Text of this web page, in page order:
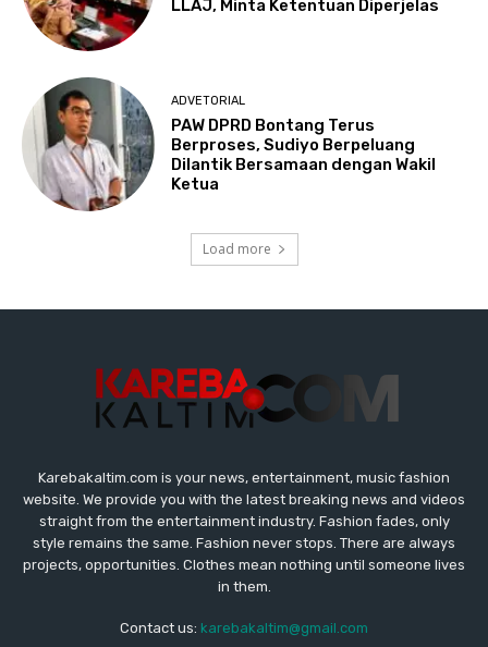
Karebakaltim.com is your news, entertainment, music fashion
website. We provide you with the latest breaking news and videos
straight from the entertainment industry. Fashion fades, only
style remains the same. Fashion never stops. There are always
projects, opportunities. Clothes mean nothing until someone lives
in them.
Contact us: karebakaltim@gmail.com